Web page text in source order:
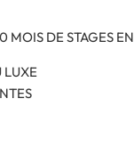
MOIS DE STAGES EN
LUXE